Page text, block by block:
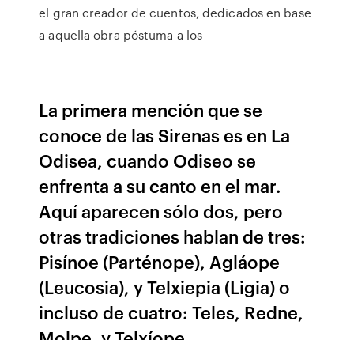
el gran creador de cuentos, dedicados en base
a aquella obra póstuma a los
La primera mención que se
conoce de las Sirenas es en La
Odisea, cuando Odiseo se
enfrenta a su canto en el mar.
Aquí aparecen sólo dos, pero
otras tradiciones hablan de tres:
Pisínoe (Parténope), Agláope
(Leucosia), y Telxiepia (Ligia) o
incluso de cuatro: Teles, Redne,